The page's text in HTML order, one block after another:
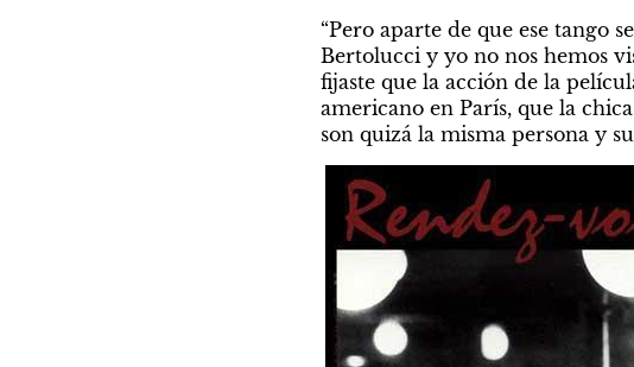
“Pero aparte de que ese tango
Bertolucci y yo no nos hemos
fijaste que la acción de la
americano en París, que la
son quizá la misma persona y su